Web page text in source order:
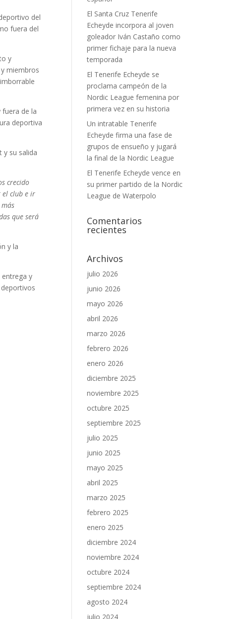
del
fuera del
y
miembros
de la
deportiva
y su salida
crecido
el club e ir
que será
y la
entrega y
El Santa Cruz Tenerife
Echeyde incorpora al joven
goleador Iván Castaño como
primer fichaje para la nueva
temporada
El Tenerife Echeyde se
proclama campeón de la
Nordic League femenina por
primera vez en su historia
Un intratable Tenerife
Echeyde firma una fase de
grupos de ensueño y jugará
la final de la Nordic League
El Tenerife Echeyde vence en
su primer partido de la Nordic
League de Waterpolo
Comentarios
recientes
Archivos
julio 2026
junio 2026
mayo 2026
abril 2026
marzo 2026
febrero 2026
enero 2026
diciembre 2025
noviembre 2025
octubre 2025
septiembre 2025
julio 2025
junio 2025
mayo 2025
abril 2025
marzo 2025
febrero 2025
enero 2025
diciembre 2024
noviembre 2024
octubre 2024
septiembre 2024
agosto 2024
julio 2024